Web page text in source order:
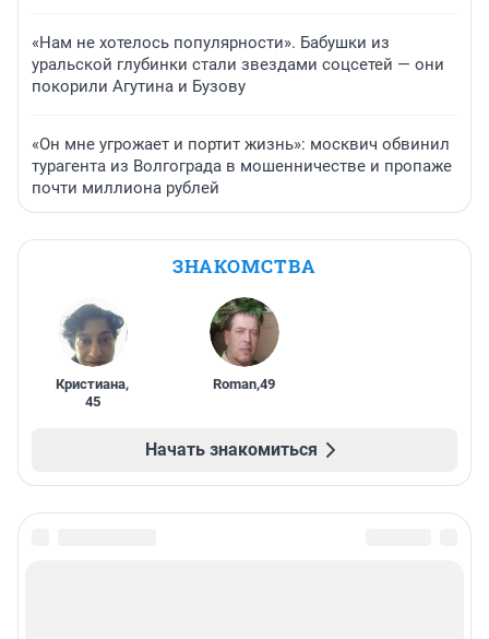
«Нам не хотелось популярности». Бабушки из
уральской глубинки стали звездами соцсетей — они
покорили Агутина и Бузову
«Он мне угрожает и портит жизнь»: москвич обвинил
турагента из Волгограда в мошенничестве и пропаже
почти миллиона рублей
ЗНАКОМСТВА
Кристиана,
45
Roman,49
Начать знакомиться